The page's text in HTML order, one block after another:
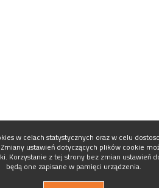
w celach statystycznych oraz w celu
ustawień dotyczących plików cookie
Korzystanie z tej strony bez zmian ustawień
będą one zapisane w pamięci urządzenia.